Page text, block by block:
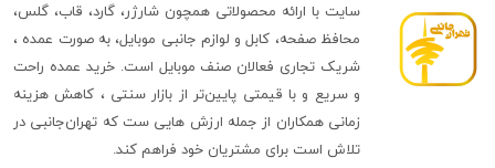
سایت با ارائه محصولاتی همچون شارژر، گارد، قاب، گلس،
محافظ صفحه، کابل و لوازم جانبی موبایل، به صورت عمده ،
شریک تجاری فعالان صنف موبایل است. خرید عمده راحت
و سریع و با قیمتی پایین‌تر از بازار سنتی ، کاهش هزینه
زمانی همکاران از جمله ارزش هایی ست که تهران‌جانبی در
تلاش است برای مشتریان خود فراهم کند.